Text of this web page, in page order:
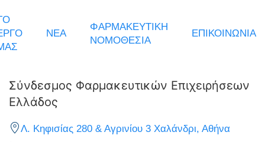
ΝΕΑ
ΦΑΡΜΑΚΕΥΤΙΚΗ
ΝΟΜΟΘΕΣΙΑ
ΕΠΙΚΟΙΝΩΝΙΑ
Σύνδεσμος Φαρμακευτικών Επιχειρήσεων
Ελλάδος
Λ. Κηφισίας 280 & Αγρινίου 3 Χαλάνδρι, Αθήνα